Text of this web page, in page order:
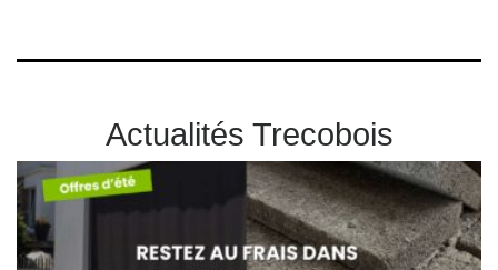
Actualités Trecobois